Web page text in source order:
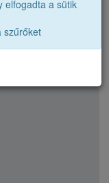
elfogadta a sütik
szűrőket